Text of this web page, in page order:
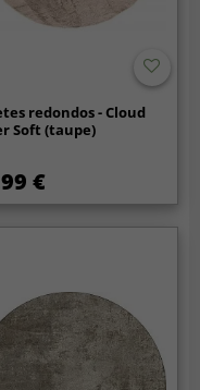
redondos - Cloud
Soft (taupe)
€